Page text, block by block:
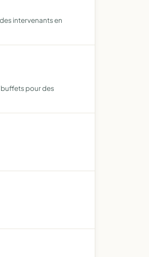
intervenants en
pour des